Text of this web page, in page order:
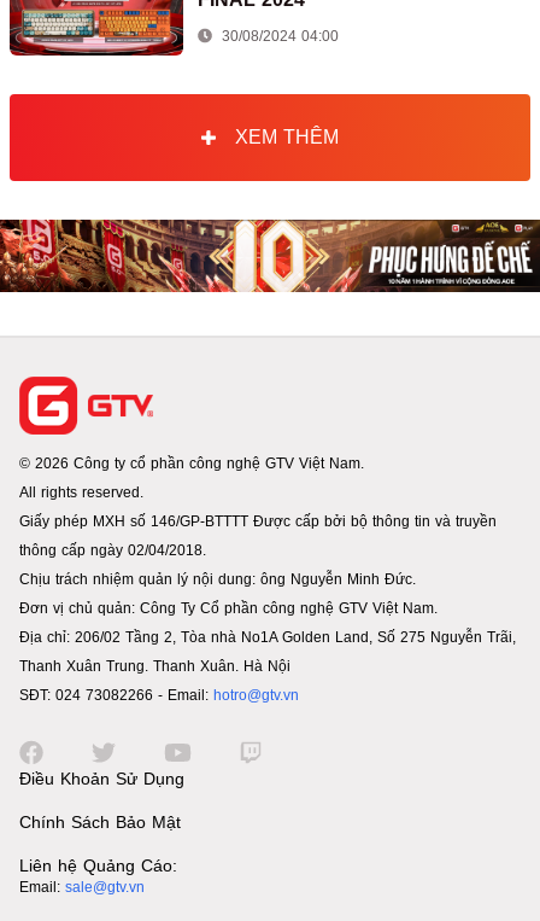
30/08/2024 04:00
XEM THÊM
© 2026 Công ty cổ phần công nghệ GTV Việt Nam.
All rights reserved.
Giấy phép MXH số 146/GP-BTTTT Được cấp bởi bộ thông tin và truyền
thông cấp ngày 02/04/2018.
Chịu trách nhiệm quản lý nội dung: ông Nguyễn Minh Đức.
Đơn vị chủ quản: Công Ty Cổ phần công nghệ GTV Việt Nam.
Địa chỉ: 206/02 Tầng 2, Tòa nhà No1A Golden Land, Số 275 Nguyễn Trãi,
Thanh Xuân Trung. Thanh Xuân. Hà Nội
SĐT: 024 73082266 - Email: hotro@gtv.vn
Điều Khoản Sử Dụng
Chính Sách Bảo Mật
Liên hệ Quảng Cáo:
Email: sale@gtv.vn